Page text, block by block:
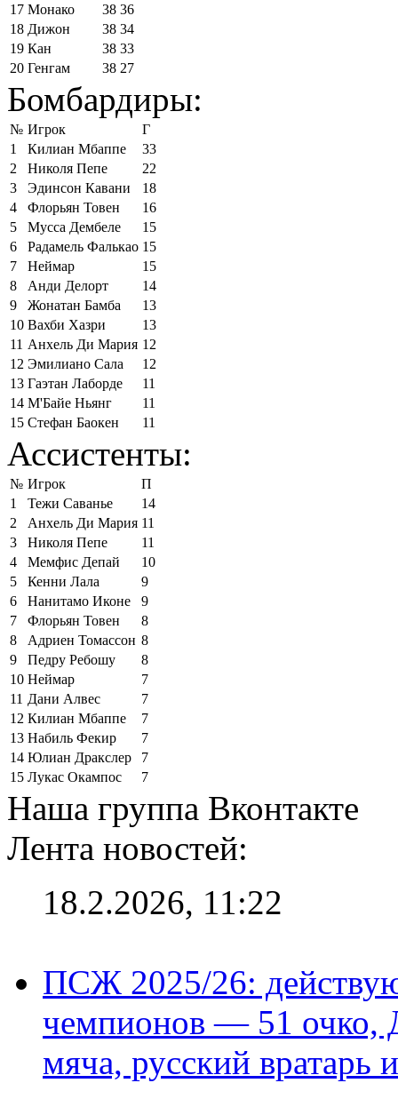
17 Монако 38 36
18 Дижон 38 34
19 Кан 38 33
20 Генгам 38 27
Бомбардиры:
№ Игрок
Г
1
Килиан Мбаппе
33
2
Николя Пепе
22
3
Эдинсон Кавани
18
4
Флорьян Товен
16
5
Мусса Дембеле
15
6
Радамель Фалькао 15
7
Неймар
15
8
Анди Делорт
14
9
Жонатан Бамба
13
10 Вахби Хазри
13
11 Анхель Ди Мария 12
12 Эмилиано Сала
12
13 Гаэтан Лаборде
11
14 М'Байе Ньянг
11
15 Стефан Баокен 11
Ассистенты:
№ Игрок
П
1
Тежи Саванье
14
2
Анхель Ди Мария 11
3
Николя Пепе
11
4
Мемфис Депай
10
5
Кенни Лала
9
6
Нанитамо Иконе
9
7
Флорьян Товен
8
8
Адриен Томассон 8
9
Педру Ребошу
8
10 Неймар
7
11 Дани Алвес
7
12 Килиан Мбаппе
7
13 Набиль Фекир
7
14 Юлиан Дракслер
7
15 Лукас Окампос 7
Наша группа Вконтакте
Лента новостей:
18.2.2026, 11:22
ПСЖ 2025/26:
чемпионов — 51 очко,
мяча, русский вратарь